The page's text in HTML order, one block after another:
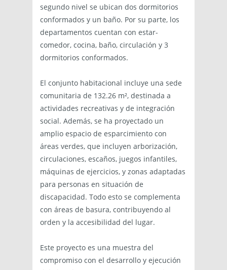
segundo nivel se ubican dos dormitorios
conformados y un baño. Por su parte, los
departamentos cuentan con estar-
comedor, cocina, baño, circulación y 3
dormitorios conformados.
El conjunto habitacional incluye una sede
comunitaria de 132.26 m², destinada a
actividades recreativas y de integración
social. Además, se ha proyectado un
amplio espacio de esparcimiento con
áreas verdes, que incluyen arborización,
circulaciones, escaños, juegos infantiles,
máquinas de ejercicios, y zonas adaptadas
para personas en situación de
discapacidad. Todo esto se complementa
con áreas de basura, contribuyendo al
orden y la accesibilidad del lugar.
Este proyecto es una muestra del
compromiso con el desarrollo y ejecución